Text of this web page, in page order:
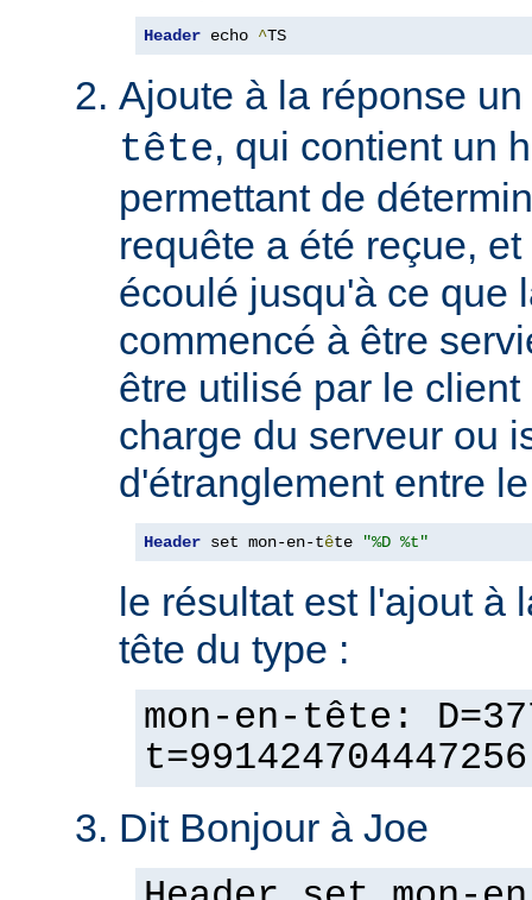
Header echo ^TS
Ajoute à la réponse
tête, qui contient un
permettant de
requête a été reçue,
écoulé jusqu'à ce que
commencé à être
être utilisé par le
charge du serveur ou
d'étranglement entre
Header set mon-en-tête "%D %t"
le résultat est l'ajout à
tête du type :
mon-en-tête:
t=991424704447256
Dit Bonjour à Joe